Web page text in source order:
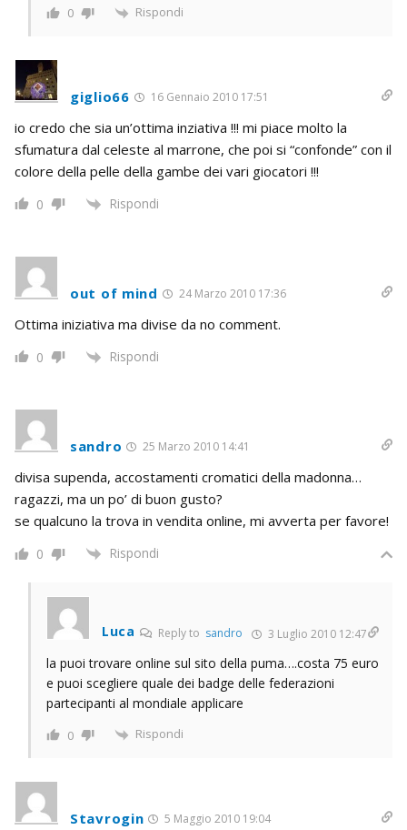
0 Rispondi
giglio66 16 Gennaio 2010 17:51
io credo che sia un’ottima inziativa !!! mi piace molto la
sfumatura dal celeste al marrone, che poi si “confonde” con il
colore della pelle della gambe dei vari giocatori !!!
0 Rispondi
out of mind 24 Marzo 2010 17:36
Ottima iniziativa ma divise da no comment.
0 Rispondi
sandro 25 Marzo 2010 14:41
divisa supenda, accostamenti cromatici della madonna…
ragazzi, ma un po’ di buon gusto?
se qualcuno la trova in vendita online, mi avverta per favore!
0 Rispondi
Luca Reply to sandro 3 Luglio 2010 12:47
la puoi trovare online sul sito della puma….costa 75 euro
e puoi scegliere quale dei badge delle federazioni
partecipanti al mondiale applicare
0 Rispondi
Stavrogin 5 Maggio 2010 19:04